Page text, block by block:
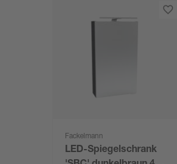
Fackelmann
LED-Spiegelschrank